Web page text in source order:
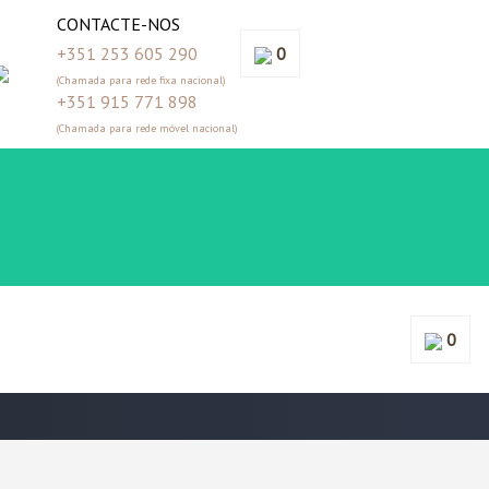
CONTACTE-NOS
+351 253 605 290
(Chamada para rede fixa nacional)
+351 915 771 898
(Chamada para rede móvel nacional)
0
0